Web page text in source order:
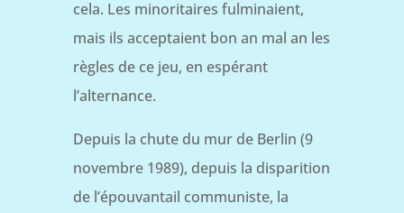
cela. Les minoritaires fulminaient,
mais ils acceptaient bon an mal an les
règles de ce jeu, en espérant
l’alternance.
Depuis la chute du mur de Berlin (9
novembre 1989), depuis la disparition
de l’épouvantail communiste, la